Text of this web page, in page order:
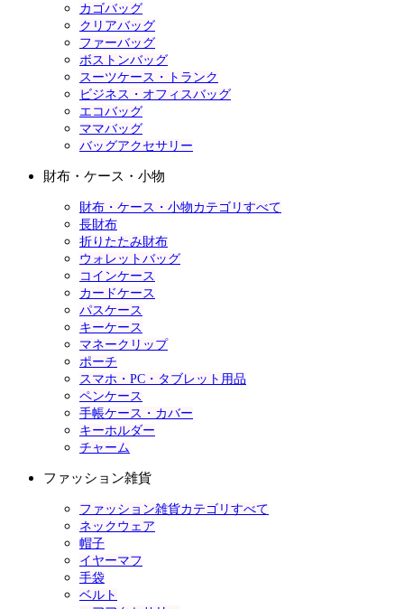
カゴバッグ
クリアバッグ
ファーバッグ
ボストンバッグ
スーツケース・トランク
ビジネス・オフィスバッグ
エコバッグ
ママバッグ
バッグアクセサリー
財布・ケース・小物
財布・ケース・小物カテゴリすべて
長財布
折りたたみ財布
ウォレットバッグ
コインケース
カードケース
パスケース
キーケース
マネークリップ
ポーチ
スマホ・PC・タブレット用品
ペンケース
手帳ケース・カバー
キーホルダー
チャーム
ファッション雑貨
ファッション雑貨カテゴリすべて
ネックウェア
帽子
イヤーマフ
手袋
ベルト